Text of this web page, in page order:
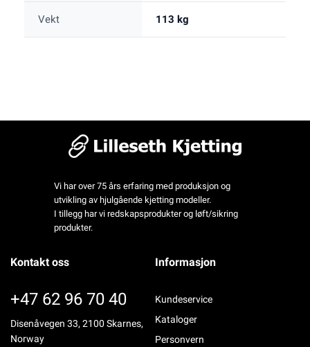
Vekt 113 kg
Vi har over 75 års erfaring med produksjon og
utvikling av hjulgående kjetting modeller.
I tillegg har vi redskapsprodukter og løft/sikring
produkter.
Kontakt oss
+47 62 96 70 40
Disenåvegen 33, 2100 Skarnes,
Norway
Informasjon
Kundeservice
Kataloger
Personvern